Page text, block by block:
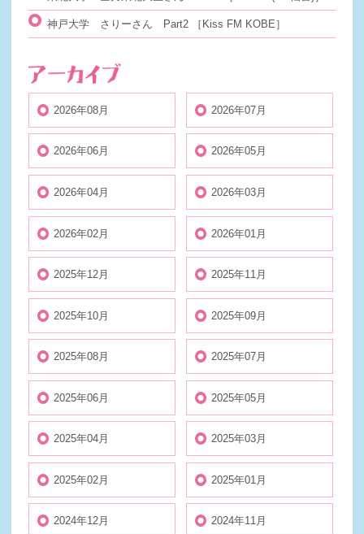
神戸大学 さりーさん Part2 ［Kiss FM KOBE］
2026年08月 2026年07月
2026年06月 2026年05月
2026年04月 2026年03月
2026年02月 2026年01月
2025年12月 2025年11月
2025年10月 2025年09月
2025年08月 2025年07月
2025年06月 2025年05月
2025年04月 2025年03月
2025年02月 2025年01月
2024年12月 2024年11月